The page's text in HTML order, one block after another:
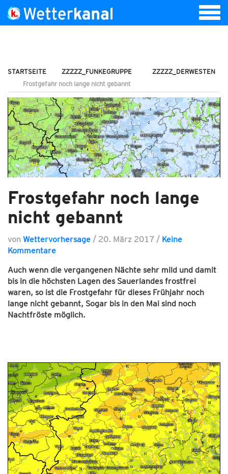
STARTSEITE ZZZZZ_FUNKEGRUPPE
ZZZZZ_DERWESTEN
Frostgefahr noch lange nicht gebannt
Frostgefahr noch lange
nicht gebannt
von Wettervorhersage / 20. März 2017 / Keine
Kommentare
Auch wenn die vergangenen Nächte sehr mild und damit
bis in die höchsten Lagen des Sauerlandes frostfrei
waren, so ist die Frostgefahr für dieses Frühjahr noch
lange nicht gebannt, Sogar bis in den Mai sind noch
Nachtfröste möglich.